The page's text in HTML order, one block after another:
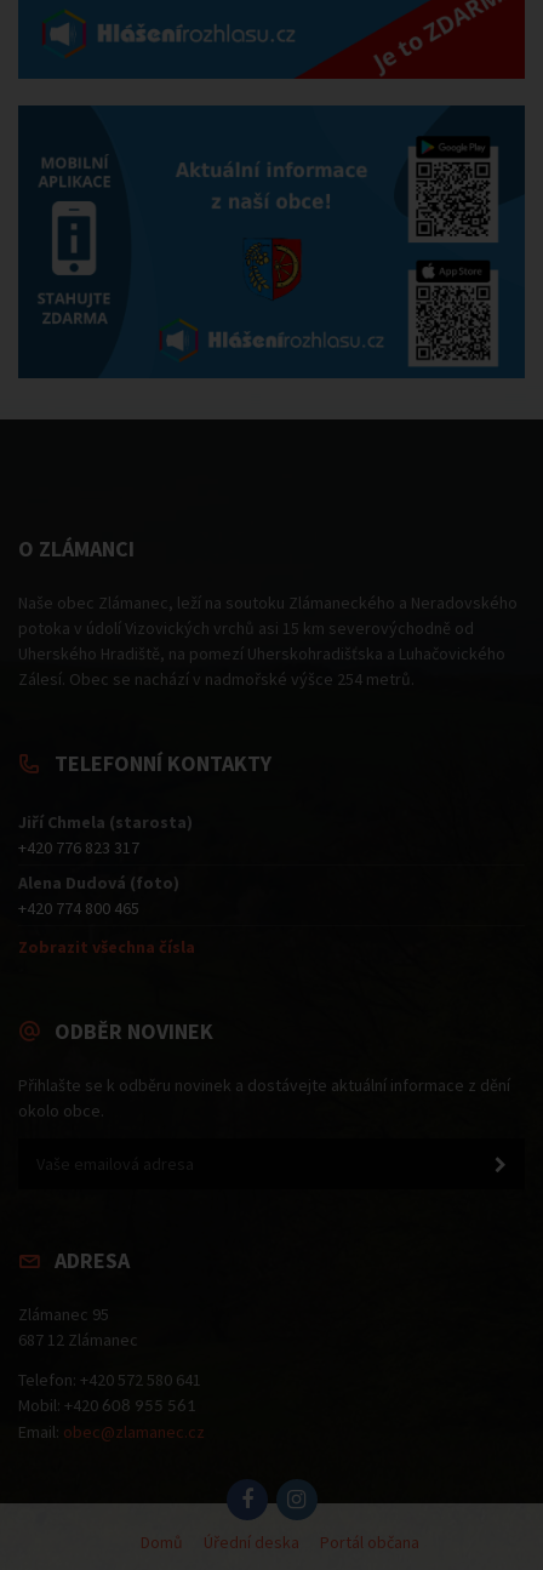
O ZLÁMANCI
Naše obec Zlámanec, leží na soutoku Zlámaneckého a Neradovského
potoka v údolí Vizovických vrchů asi 15 km severovýchodně od
Uherského Hradiště, na pomezí Uherskohradišťska a Luhačovického
Zálesí. Obec se nachází v nadmořské výšce 254 metrů.
TELEFONNÍ KONTAKTY
Jiří Chmela (starosta)
+420 776 823 317
Alena Dudová (foto)
+420 774 800 465
Zobrazit všechna čísla
ODBĚR NOVINEK
Přihlašte se k odběru novinek a dostávejte aktuální informace z dění
okolo obce.
ADRESA
Zlámanec 95
687 12 Zlámanec
Telefon: +420 572 580 641
Mobil: +420 608 955 561
Email: obec@zlamanec.cz
Domů Úřední deska Portál občana